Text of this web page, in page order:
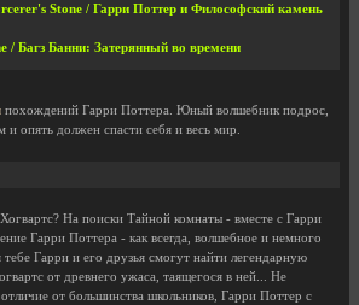
Stone / Гарри Поттер и Философский камень
/ Багз Банни: Затерянный во времени
похождений Гарри Поттера. Юный волшебник подрос,
и опять должен спасти себя и весь мир.
На поиски Тайной комнаты - вместе с Гарри
Гарри Поттера - как всегда, волшебное и немного
тебе Гарри и его друзья смогут найти легендарную
от древнего ужаса, таящегося в ней... Не
от большинства школьников, Гарри Поттер с